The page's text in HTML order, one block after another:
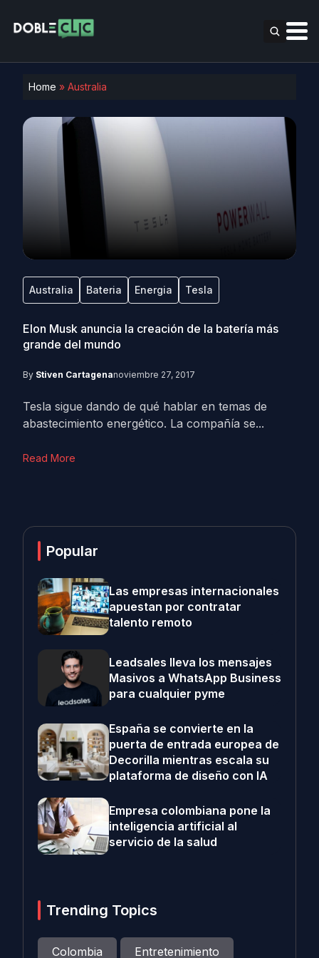
Home » Australia
Australia Bateria Energia Tesla
Elon Musk anuncia la creación de la batería más
grande del mundo
By Stiven Cartagenanoviembre 27, 2017
Tesla sigue dando de qué hablar en temas de
abastecimiento energético. La compañía se...
Read More
Popular
Las empresas internacionales
apuestan por contratar
talento remoto
Leadsales lleva los mensajes
Masivos a WhatsApp Business
para cualquier pyme
España se convierte en la
puerta de entrada europea de
Decorilla mientras escala su
plataforma de diseño con IA
Empresa colombiana pone la
inteligencia artificial al
servicio de la salud
Trending Topics
Colombia Entretenimiento